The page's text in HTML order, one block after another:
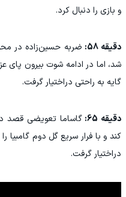
و بازی را دنبال کرد.
دقیقه 58:
ضربه حسین‌زاده در
شد، اما در ادامه شوت بیرون پای
گایه به راحتی دراختیار گرفت.
دقیقه 65:
گاساما تعویضی قصد
کند و با فرار سریع گل دوم گامبیا
دراختیار گرفت.